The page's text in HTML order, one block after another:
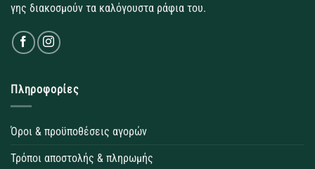
γης διακοσμούν τα καλόγουστα ράφια του.
Πληροφορίες
Όροι & προϋποθέσεις αγορών
Τρόποι αποστολής & πληρωμής